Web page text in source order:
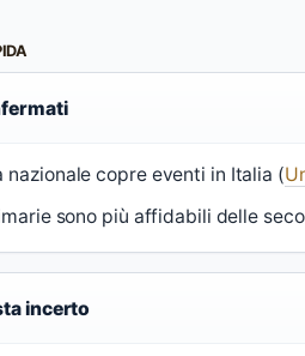
nazionale copre eventi in Italia (
sono più affidabili delle
incerto